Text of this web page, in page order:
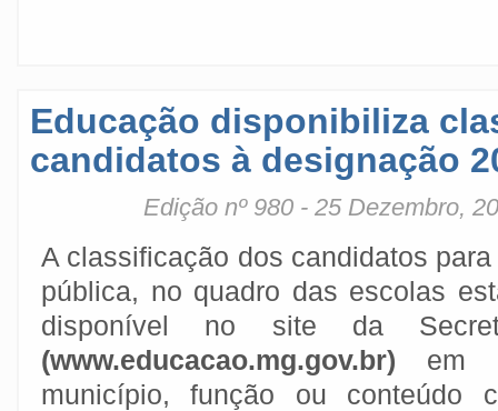
Educação disponibiliza
candidatos à designação
Edição nº 980 - 25 Dezembro,
A classificação dos candidatos
pública, no quadro das escolas
disponível no site da
(www.educacao.mg.gov.br) em
município, função ou conteúdo